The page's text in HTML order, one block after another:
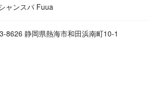
ャンスパ Fuua
8626 静岡県熱海市和田浜南町10-1